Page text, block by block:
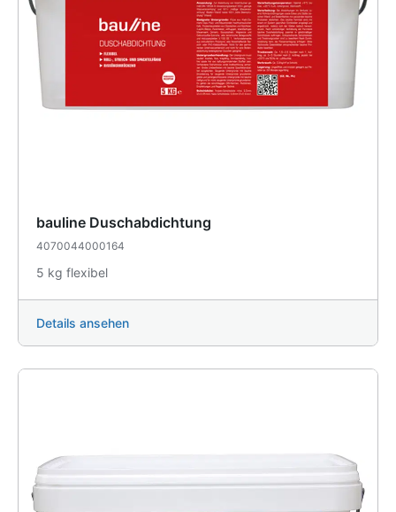
bauline Duschabdichtung
4070044000164
5 kg flexibel
Details ansehen